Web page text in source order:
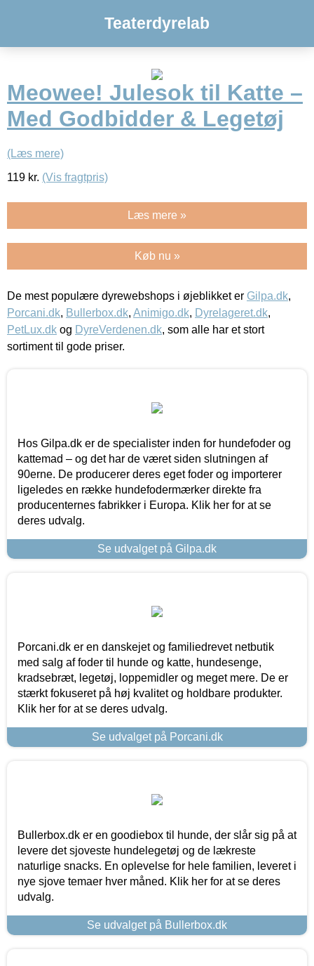
Teaterdyrelab
Meowee! Julesok til Katte –
Med Godbidder & Legetøj
(Læs mere)
119 kr. (Vis fragtpris)
Læs mere »
Køb nu »
De mest populære dyrewebshops i øjeblikket er Gilpa.dk,
Porcani.dk, Bullerbox.dk, Animigo.dk, Dyrelageret.dk,
PetLux.dk og DyreVerdenen.dk, som alle har et stort
sortiment til gode priser.
Hos Gilpa.dk er de specialister inden for hundefoder og
kattemad – og det har de været siden slutningen af
90erne. De producerer deres eget foder og importerer
ligeledes en række hundefodermærker direkte fra
producenternes fabrikker i Europa. Klik her for at se
deres udvalg.
Se udvalget på Gilpa.dk
Porcani.dk er en danskejet og familiedrevet netbutik
med salg af foder til hunde og katte, hundesenge,
kradsebræt, legetøj, loppemidler og meget mere. De er
stærkt fokuseret på høj kvalitet og holdbare produkter.
Klik her for at se deres udvalg.
Se udvalget på Porcani.dk
Bullerbox.dk er en goodiebox til hunde, der slår sig på at
levere det sjoveste hundelegetøj og de lækreste
naturlige snacks. En oplevelse for hele familien, leveret i
nye sjove temaer hver måned. Klik her for at se deres
udvalg.
Se udvalget på Bullerbox.dk